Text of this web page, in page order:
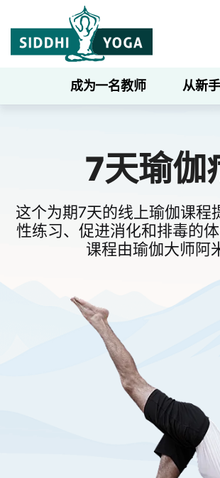
成为一名教师 从新
7天瑜伽
这个为期7天的线上瑜伽课
性练习、促进消化和排毒的
课程由瑜伽大师阿